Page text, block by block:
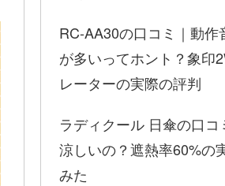
RC-AA30の口コミ｜動作
が多いってホント？象印
レーターの実際の評判
ラディクール 日傘の口コ
涼しいの？遮熱率60%の
みた